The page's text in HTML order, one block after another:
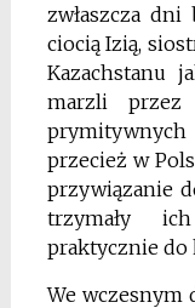
zwłaszcza
ciocią Izią,
Kazachstanu
marzli
przecież w
przywiązanie
trzymały
praktycznie do
We wczesnym